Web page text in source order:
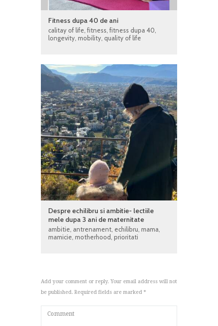
Fitness dupa 40 de ani
calitay of life,fitness,fitness dupa 40,
longevity, mobility, quality of life
Despre echilibru si ambitie- lectiile
mele dupa 3 ani de maternitate
ambitie, antrenament, echilibru, mama,
mamicie, motherhood, prioritati
Add your comment or reply. Your email address will not
be published. Required fields are marked *